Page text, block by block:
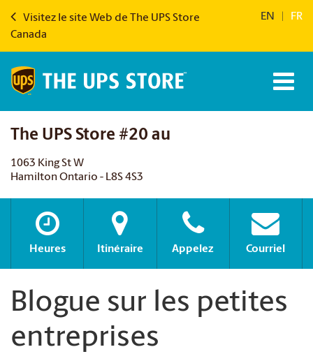
Visitez le site Web de The UPS Store
Canada
EN FR
The UPS Store #20 au
1063 King St W
Hamilton Ontario - L8S 4S3
Heures Itinéraire Appelez Courriel
Blogue sur les petites
entreprises